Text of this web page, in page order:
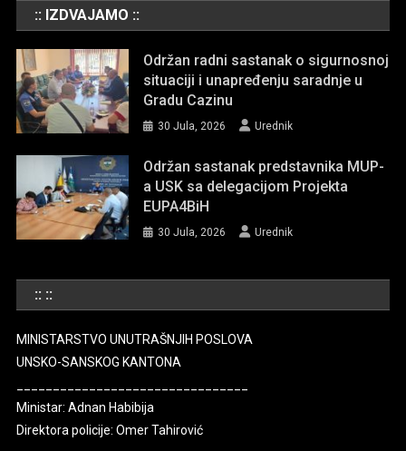
:: IZDVAJAMO ::
Održan radni sastanak o sigurnosnoj
situaciji i unapređenju saradnje u
Gradu Cazinu
30 Jula, 2026 Urednik
Održan sastanak predstavnika MUP-
a USK sa delegacijom Projekta
EUPA4BiH
30 Jula, 2026 Urednik
:: ::
MINISTARSTVO UNUTRAŠNJIH POSLOVA
UNSKO-SANSKOG KANTONA
Ministar: Adnan Habibija
Direktora policije: Omer Tahirović